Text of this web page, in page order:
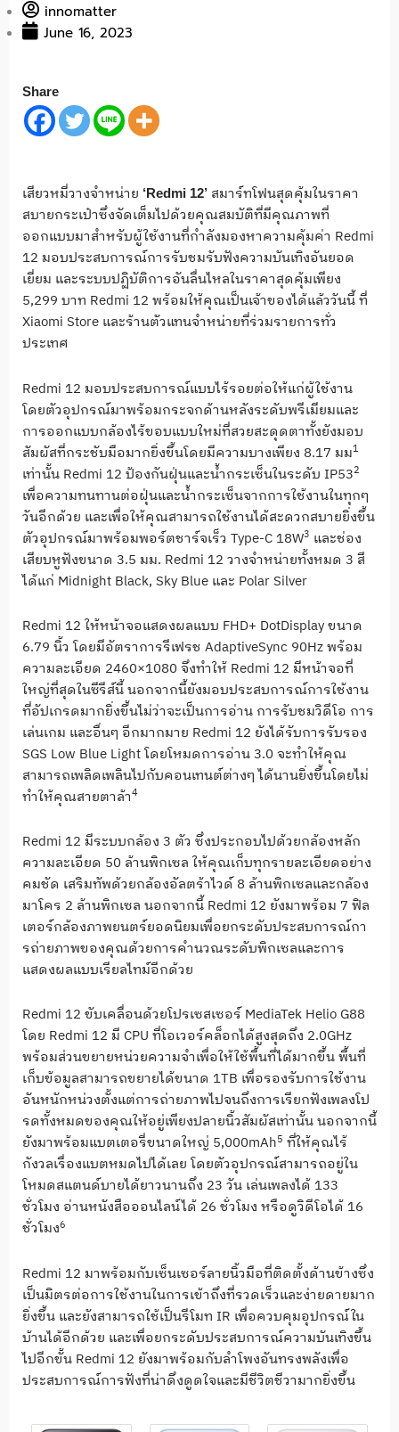
innomatter
June 16, 2023
Share
เสียวหมี่วางจำหน่าย ‘Redmi 12’ สมาร์ทโฟนสุดคุ้มในราคา
สบายกระเป๋าซึ่งจัดเต็มไปด้วยคุณสมบัติที่มีคุณภาพที่
ออกแบบมาสำหรับผู้ใช้งานที่กำลังมองหาความคุ้มค่า Redmi
12 มอบประสบการณ์การรับชมรับฟังความบันเทิงอันยอด
เยี่ยม และระบบปฏิบัติการอันลื่นไหลในราคาสุดคุ้มเพียง
5,299 บาท Redmi 12 พร้อมให้คุณเป็นเจ้าของได้แล้ววันนี้ ที่
Xiaomi Store และร้านตัวแทนจำหน่ายที่ร่วมรายการทั่ว
ประเทศ
Redmi 12 มอบประสบการณ์แบบไร้รอยต่อให้แก่ผู้ใช้งาน
โดยตัวอุปกรณ์มาพร้อมกระจกด้านหลังระดับพรีเมียมและ
การออกแบบกล้องไร้ขอบแบบใหม่ที่สวยสะดุดตาทั้งยังมอบ
สัมผัสที่กระชับมือมากยิ่งขึ้นโดยมีความบางเพียง 8.17 มม1
เท่านั้น Redmi 12 ป้องกันฝุ่นและน้ำกระเซ็นในระดับ IP532
เพื่อความทนทานต่อฝุ่นและน้ำกระเซ็นจากการใช้งานในทุกๆ
วันอีกด้วย และเพื่อให้คุณสามารถใช้งานได้สะดวกสบายยิ่งขึ้น
ตัวอุปกรณ์มาพร้อมพอร์ตชาร์จเร็ว Type-C 18W3 และช่อง
เสียบหูฟังขนาด 3.5 มม. Redmi 12 วางจำหน่ายทั้งหมด 3 สี
ได้แก่ Midnight Black, Sky Blue และ Polar Silver
Redmi 12 ให้หน้าจอแสดงผลแบบ FHD+ DotDisplayขนาด
6.79 นิ้ว โดยมีอัตราการรีเฟรช AdaptiveSync 90Hzพร้อม
ความละเอียด 2460×1080 จึงทำให้ Redmi 12 มีหน้าจอที่
ใหญ่ที่สุดในซีรีส์นี้ นอกจากนี้ยังมอบประสบการณ์การใช้งาน
ที่อัปเกรดมากยิ่งขึ้นไม่ว่าจะเป็นการอ่าน การรับชมวิดีโอ การ
เล่นเกม และอื่นๆ อีกมากมาย Redmi 12 ยังได้รับการรับรอง
SGS Low Blue Lightโดยโหมดการอ่าน3.0 จะทำให้คุณ
สามารถเพลิดเพลินไปกับคอนเทนต์ต่างๆ ได้นานยิ่งขึ้นโดยไม่
ทำให้คุณสายตาล้า4
Redmi 12 มีระบบกล้อง 3 ตัว ซึ่งประกอบไปด้วยกล้องหลัก
ความละเอียด 50 ล้านพิกเซล ให้คุณเก็บทุกรายละเอียดอย่าง
คมชัด เสริมทัพด้วยกล้องอัลตร้าไวด์8 ล้านพิกเซลและกล้อง
มาโคร 2 ล้านพิกเซล นอกจากนี้ Redmi 12 ยังมาพร้อม 7 ฟิล
เตอร์กล้องภาพยนตร์ยอดนิยมเพื่อยกระดับประสบการณ์กา
รถ่ายภาพของคุณด้วยการคำนวณระดับพิกเซลและการ
แสดงผลแบบเรียลไทม์อีกด้วย
Redmi 12 ขับเคลื่อนด้วยโปรเซสเซอร์MediaTek Helio G88
โดย Redmi 12 มี CPU ที่โอเวอร์คล็อกได้สูงสุดถึง 2.0GHz
พร้อมส่วนขยายหน่วยความจำเพื่อให้ใช้พื้นที่ได้มากขึ้น พื้นที่
เก็บข้อมูลสามารถขยายได้ขนาด 1TB เพื่อรองรับการใช้งาน
อันหนักหน่วงตั้งแต่การถ่ายภาพไปจนถึงการเรียกฟังเพลงโป
รดทั้งหมดของคุณให้อยู่เพียงปลายนิ้วสัมผัสเท่านั้น นอกจากนี้
ยังมาพร้อมแบตเตอรี่ขนาดใหญ่ 5,000mAh5 ที่ให้คุณไร้
กังวลเรื่องแบตหมดไปได้เลย โดยตัวอุปกรณ์สามารถอยู่ใน
โหมดสแตนด์บายได้ยาวนานถึง 23 วัน เล่นเพลงได้ 133
ชั่วโมง อ่านหนังสือออนไลน์ได้ 26 ชั่วโมง หรือดูวิดีโอได้ 16
ชั่วโมง6
Redmi 12 มาพร้อมกับเซ็นเซอร์ลายนิ้วมือที่ติดตั้งด้านข้างซึ่ง
เป็นมิตรต่อการใช้งานในการเข้าถึงที่รวดเร็วและง่ายดายมาก
ยิ่งขึ้น และยังสามารถใช้เป็นรีโมท IR เพื่อควบคุมอุปกรณ์ใน
บ้านได้อีกด้วย และเพื่อยกระดับประสบการณ์ความบันเทิงขึ้น
ไปอีกขั้น Redmi 12 ยังมาพร้อมกับลำโพงอันทรงพลังเพื่อ
ประสบการณ์การฟังที่น่าดึงดูดใจและมีชีวิตชีวามากยิ่งขึ้น